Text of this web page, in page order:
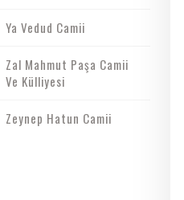
Ya Vedud Camii
Zal Mahmut Paşa Camii
Ve Külliyesi
Zeynep Hatun Camii